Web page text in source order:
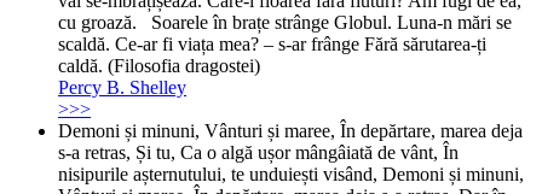
cu groază. Soarele în brațe strânge Globul. Luna-n mări se
scaldă. Ce-ar fi viața mea? – s-ar frânge Fără sărutarea-ți
caldă. (Filosofia dragostei)
Percy B. Shelley
>>>
Demoni și minuni, Vânturi și maree, În depărtare, marea deja
s-a retras, Și tu, Ca o algă ușor mângâiată de vânt, În
nisipurile așternutului, te unduiești visând, Demoni și minuni,